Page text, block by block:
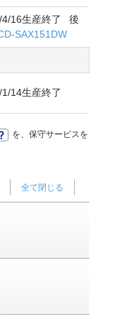
4/16生産終了 後
SAX151DW
14生産終了
を、保守サービスを
全て閉じる